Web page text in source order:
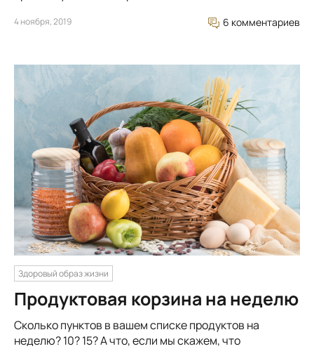
4 ноября, 2019 6 комментариев
Здоровый образ жизни
Продуктовая корзина на неделю
Сколько пунктов в вашем списке продуктов на
неделю? 10? 15? А что, если мы скажем, что